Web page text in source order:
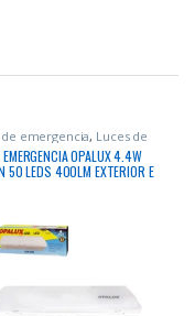
de emergencia, Luces de
OPALUX 4.4W
50 LEDS 400LM EXTERIOR E